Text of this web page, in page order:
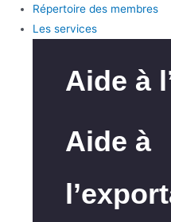
Répertoire des membres
Les services
Aide à
Aide à